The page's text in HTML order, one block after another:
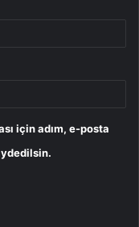
için adım, e-posta